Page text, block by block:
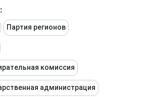
Партия регионов
комиссия
администрация